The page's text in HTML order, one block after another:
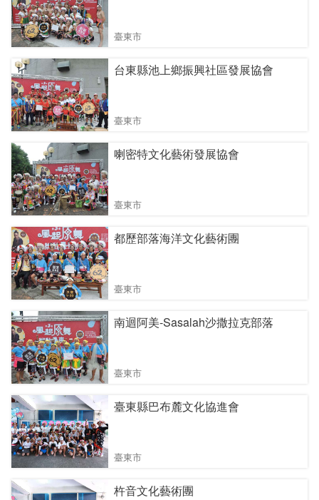
臺東市
台東縣池上鄉振興社區發展協會
臺東市
喇密特文化藝術發展協會
臺東市
都歷部落海洋文化藝術團
臺東市
南迴阿美-Sasalah沙撒拉克部落
臺東市
臺東縣巴布麓文化協進會
臺東市
杵音文化藝術團